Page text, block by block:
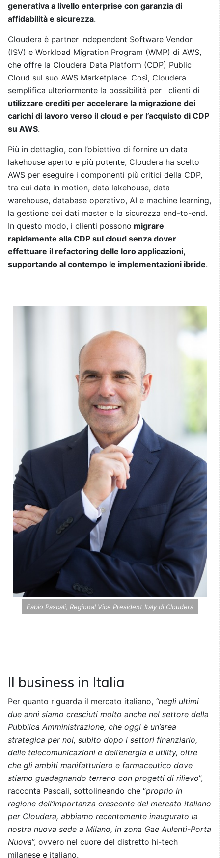
generativa a livello enterprise con garanzia di
affidabilità e sicurezza.
Cloudera è partner Independent Software Vendor
(ISV) e Workload Migration Program (WMP) di AWS,
che offre la Cloudera Data Platform (CDP) Public
Cloud sul suo AWS Marketplace. Così, Cloudera
semplifica ulteriormente la possibilità per i clienti di
utilizzare crediti per accelerare la migrazione dei
carichi di lavoro verso il cloud e per l’acquisto di CDP
su AWS.
Più in dettaglio, con l’obiettivo di fornire un data
lakehouse aperto e più potente, Cloudera ha scelto
AWS per eseguire i componenti più critici della CDP,
tra cui data in motion, data lakehouse, data
warehouse, database operativo, AI e machine learning,
la gestione dei dati master e la sicurezza end-to-end.
In questo modo, i clienti possono migrare
rapidamente alla CDP sul cloud senza dover
effettuare il refactoring delle loro applicazioni,
supportando al contempo le implementazioni ibride.
Fabio Pascali, Regional Vice President Italy di Cloudera
Il business in Italia
Per quanto riguarda il mercato italiano, “negli ultimi
due anni siamo cresciuti molto anche nel settore della
Pubblica Amministrazione, che oggi è un’area
strategica per noi, subito dopo i settori finanziario,
delle telecomunicazioni e dell’energia e utility, oltre
che gli ambiti manifatturiero e farmaceutico dove
stiamo guadagnando terreno con progetti di rilievo”,
racconta Pascali, sottolineando che “proprio in
ragione dell’importanza crescente del mercato italiano
per Cloudera, abbiamo recentemente inaugurato la
nostra nuova sede a Milano, in zona Gae Aulenti-Porta
Nuova”, ovvero nel cuore del distretto hi-tech
milanese e italiano.